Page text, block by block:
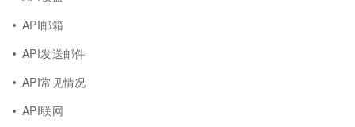
API邮箱
API发送邮件
API常见情况
API联网